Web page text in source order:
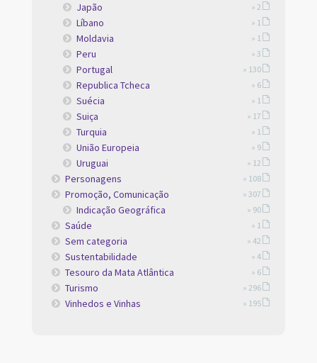
Japão » 2
Líbano » 1
Moldavia » 1
Peru » 3
Portugal » 130
Republica Tcheca » 6
Suécia » 1
Suiça » 17
Turquia » 1
União Europeia » 9
Uruguai » 12
Personagens » 108
Promoção, Comunicação » 307
Indicação Geográfica » 90
Saúde » 1
Sem categoria » 42
Sustentabilidade » 4
Tesouro da Mata Atlântica » 6
Turismo » 296
Vinhedos e Vinhas » 195